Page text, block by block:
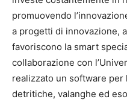
promuovendo
a progetti di innovazione,
favoriscono la smart
collaborazione con
realizzato un software
detritiche, valanghe ed